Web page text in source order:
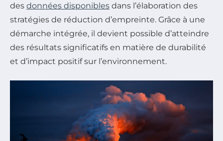
des données disponibles dans l’élaboration des
stratégies de réduction d’empreinte. Grâce à une
démarche intégrée, il devient possible d’atteindre
des résultats significatifs en matière de durabilité
et d’impact positif sur l’environnement.